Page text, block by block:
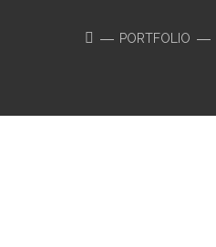
PORTFOLIO